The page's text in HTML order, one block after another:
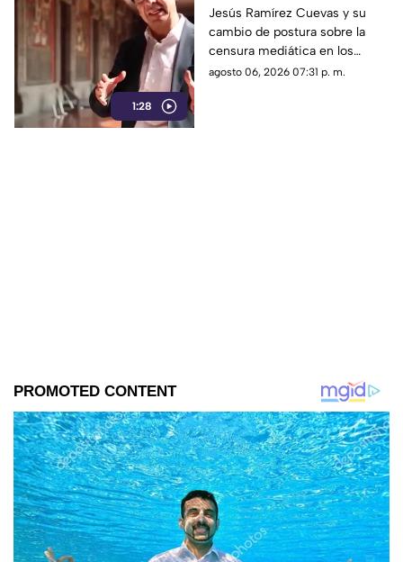
1:28
Censura a los Medios
de Comunicación
Jesús Ramírez Cuevas y su
cambio de postura sobre la
censura mediática en los
medios de comunicación.
agosto 06, 2026 07:31 p. m.